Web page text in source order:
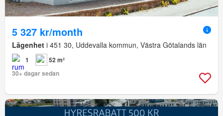
5 327 kr/month
Lägenhet i 451 30, Uddevalla kommun, Västra Götalands län
1
52 m²
30+ dagar sedan